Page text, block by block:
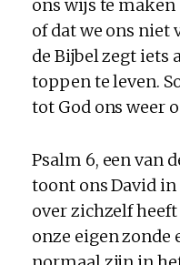
ons wijs te maken
of dat we ons niet
de Bijbel zegt iets
toppen te leven.
tot God ons weer
Psalm 6, een van
toont ons David
over zichzelf
onze eigen